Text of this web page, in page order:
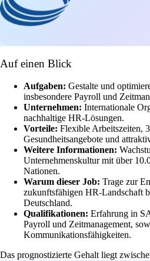
Auf einen Blick
Aufgaben: Gestalte und
insbesondere Payroll und
Unternehmen: Internationale
nachhaltige HR-Lösungen.
Vorteile: Flexible Arbeitszeiten,
Gesundheitsangebote und
Weitere Informationen:
Unternehmenskultur mit über
Nationen.
Warum dieser Job: Trage zur
zukunftsfähigen HR-Landschaft
Deutschland.
Qualifikationen: Erfahrung in
Payroll und Zeitmanagement,
Kommunikationsfähigkeiten.
Das prognostizierte Gehalt liegt